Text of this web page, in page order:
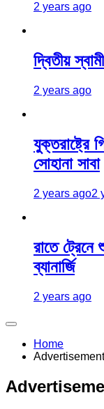
2 years ago
দ্বিতীয়
2 years ago
যুক্তরাষ্ট্রে
সোহানা সাবা
2 years ago2
রাতে ট্রেনে
ব্যানার্জি
2 years ago
Home
Advertisement